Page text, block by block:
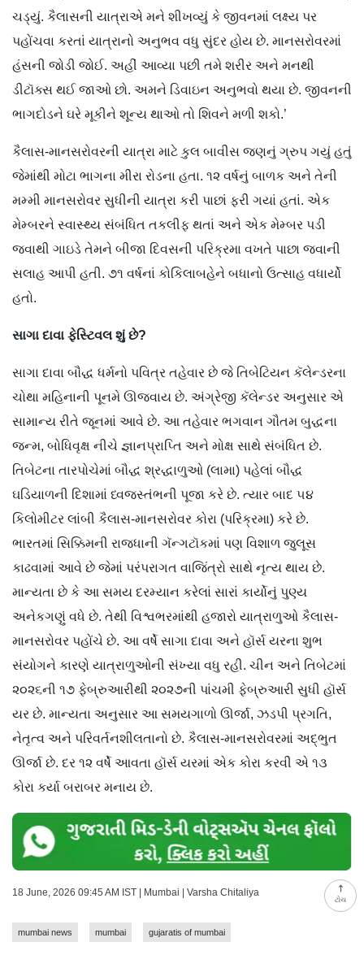
ટોચ
ચડ્યું. કૈલાસની યાત્રાએ મને શીખવ્યું કે જીવનમાં લક્ષ્ય પર
પહોંચવા કરતાં યાત્રાનો અનુભવ વધુ સુંદર હોય છે. માનસરોવરમાં
હંસની જોડી જોઈ. અહીં આવ્યા પછી તમે શરીર અને મનથી
ડીટૉક્સ થઈ જાઓ છો. અમને ડિવાઇન અનુભવો થયા છે. જીવનની
ભાગદોડને ઘરે મૂકીને શૂન્ય થાઓ તો શિવને મળી શકો.’
કૈલાસ-માનસરોવરની યાત્રા માટે કુલ બાવીસ જણનું ગ્રુપ ગયું હતું
જેમાંથી મોટા ભાગના મીરા રોડના હતા. ૧૨ વર્ષનું બાળક અને તેની
મમ્મી માનસરોવર સુધીની યાત્રા કરી પાછાં ફરી ગયાં હતાં. એક
મેમ્બરને સ્વાસ્થ્ય સંબંધિત તકલીફ થતાં અને એક મેમ્બર પડી
જવાથી ગાઇડે તેમને બીજા દિવસની પરિક્રમા વખતે પાછા જવાની
સલાહ આપી હતી. ૭૧ વર્ષનાં કોકિલાબહેને બધાનો ઉત્સાહ વધાર્યો
હતો.
સાગા દાવા ફેસ્ટિવલ શું છે?
સાગા દાવા બૌદ્ધ ધર્મનો પવિત્ર તહેવાર છે જે તિબેટિયન કૅલેન્ડરના
ચોથા મહિનાની પૂનમે ઊજવાય છે. અંગ્રેજી કૅલેન્ડર અનુસાર એ
સામાન્ય રીતે જૂનમાં આવે છે. આ તહેવાર ભગવાન ગૌતમ બુદ્ધના
જન્મ, બોધિવૃક્ષ નીચે જ્ઞાનપ્રાપ્તિ અને મોક્ષ સાથે સંબંધિત છે.
તિબેટના તારપોચેમાં બૌદ્ધ શ્રદ્ધાળુઓ (લામા) પહેલાં બૌદ્ધ
ઘડિયાળની દિશામાં ધ્વજસ્તંભની પૂજા કરે છે. ત્યાર બાદ ૫૪
કિલોમીટર લાંબી કૈલાસ-માનસરોવર કોરા (પરિક્રમા) કરે છે.
ભારતમાં સિક્કિમની રાજધાની ગૅન્ગટૉકમાં પણ વિશાળ જુલૂસ
કાઢવામાં આવે છે જેમાં પરંપરાગત વાજિંત્રો સાથે નૃત્ય થાય છે.
માન્યતા છે કે આ સમય દરમ્યાન કરેલાં સારાં કાર્યોનું પુણ્ય
અનેકગણું વધે છે. તેથી વિશ્વભરમાંથી હજારો યાત્રાળુઓ કૈલાસ-
માનસરોવર પહોંચે છે. આ વર્ષે સાગા દાવા અને હૉર્સ યરના શુભ
સંયોગને કારણે યાત્રાળુઓની સંખ્યા વધુ રહી. ચીન અને તિબેટમાં
૨૦૨૬ની ૧૭ ફેબ્રુઆરીથી ૨૦૨૭ની પાંચમી ફેબ્રુઆરી સુધી હૉર્સ
યર છે. માન્યતા અનુસાર આ સમયગાળો ઊર્જા, ઝડપી પ્રગતિ,
નેતૃત્વ અને પરિવર્તનશીલતાનો છે. કૈલાસ-માનસરોવરમાં અદ્ભુત
ઊર્જા છે. દર ૧૨ વર્ષે આવતા હૉર્સ યરમાં એક કોરા કરવી એ ૧૩
કોરા કર્યા બરાબર મનાય છે.
18 June, 2026 09:45 AM IST | Mumbai | Varsha Chitaliya
mumbai news mumbai gujaratis of mumbai